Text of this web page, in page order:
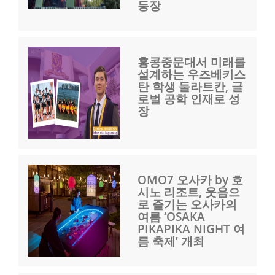
등장
홍콩중문대서 미래를
설계하는 우즈베키스
탄 학생 둘라트칸, 글
로벌 공학 인재로 성
장
OMO7 오사카 by 호
시노 리조트, 웃음으
로 즐기는 오사카의
여름 ‘OSAKA
PIKAPIKA NIGHT 여
름 축제’ 개최